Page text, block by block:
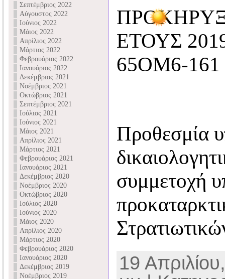
Σεπτέμβριος 2022
Αύγουστος 2022
Ιούνιος 2022
Μάιος 2022
Απρίλιος 2022
Μάρτιος 2022
Φεβρουάριος 2022
Ιανουάριος 2022
Δεκέμβριος 2021
Νοέμβριος 2021
Οκτώβριος 2021
Σεπτέμβριος 2021
Ιούλιος 2021
Ιούνιος 2021
Μάιος 2021
Απρίλιος 2021
Μάρτιος 2021
Φεβρουάριος 2021
Ιανουάριος 2021
Δεκέμβριος 2020
Νοέμβριος 2020
Οκτώβριος 2020
Ιούλιος 2020
Ιούνιος 2020
Μάιος 2020
Απρίλιος 2020
Μάρτιος 2020
Φεβρουάριος 2020
Ιανουάριος 2020
Δεκέμβριος 2019
Νοέμβριος 2019
ΕΤΟΥΣ
65ΟΜ6-161
Προθεσμία
συμμετοχή
19